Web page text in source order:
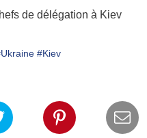
de délégation à Kiev
#Kiev